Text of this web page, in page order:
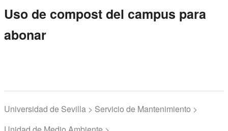
Uso de compost del campus para
abonar
Universidad de Sevilla > Servicio de Mantenimiento >